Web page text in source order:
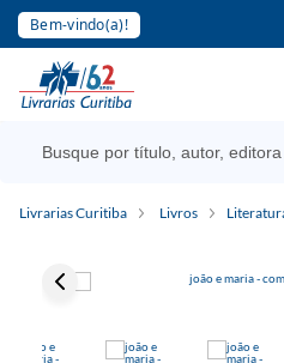
Bem-vindo(a)!
Livrarias Curitiba Livros